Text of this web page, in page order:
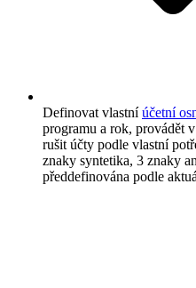
Definovat vlastníúčetní
programu a rok, provádět
rušit účty podle vlastní
znaky syntetika, 3 znaky
předdefinována podle